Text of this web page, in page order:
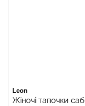
Leon
Жіночі тапочки